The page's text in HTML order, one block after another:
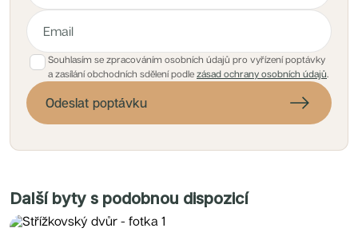
Souhlasím se zpracováním osobních údajů pro vyřízení poptávky
a zasílání obchodních sdělení podle zásad ochrany osobních údajů.
Odeslat poptávku
Další byty s podobnou dispozicí